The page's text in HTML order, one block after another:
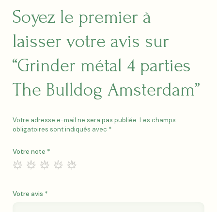
Soyez le premier à
laisser votre avis sur
“Grinder métal 4 parties
The Bulldog Amsterdam”
Votre adresse e-mail ne sera pas publiée. Les champs
obligatoires sont indiqués avec *
Votre note *
Votre avis *